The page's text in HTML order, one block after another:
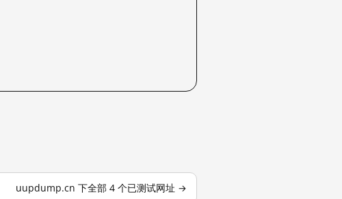
uupdump.cn 下全部 4 个已测试网址 →